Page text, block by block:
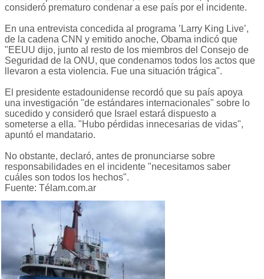
consideró prematuro condenar a ese país por el incidente.
En una entrevista concedida al programa ’Larry King Live’,
de la cadena CNN y emitido anoche, Obama indicó que
"EEUU dijo, junto al resto de los miembros del Consejo de
Seguridad de la ONU, que condenamos todos los actos que
llevaron a esta violencia. Fue una situación trágica".
El presidente estadounidense recordó que su país apoya
una investigación "de estándares internacionales" sobre lo
sucedido y consideró que Israel estará dispuesto a
someterse a ella. "Hubo pérdidas innecesarias de vidas",
apuntó el mandatario.
No obstante, declaró, antes de pronunciarse sobre
responsabilidades en el incidente "necesitamos saber
cuáles son todos los hechos".
Fuente: Télam.com.ar